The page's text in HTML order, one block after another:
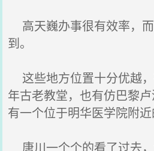
高天巍办事很有效率，
到。
这些地方位置十分优越
年古老教堂，也有仿巴黎
有一个位于明华医学院附近
唐川一个个的看了过去